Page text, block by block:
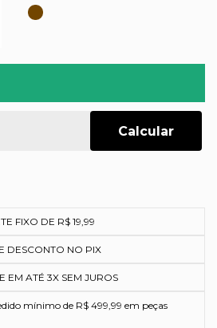
FIXO DE R$ 19,99
DESCONTO NO PIX
EM ATÉ 3X SEM JUROS
mínimo de R$ 499,99 em peças